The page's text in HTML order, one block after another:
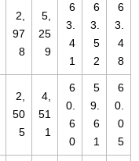
2,
97
8
5,
25
9
6
3.
4
1
6
3.
5
2
6
3.
4
8
2,
50
5
4,
51
1
6
0.
6
0
5
9.
6
1
6
0.
0
5